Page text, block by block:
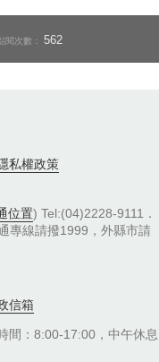
閱次數：562
私權政策
位置) Tel:(04)2228-9111．
專線請撥1999，外縣市請
信箱
間：8:00-17:00，中午休息